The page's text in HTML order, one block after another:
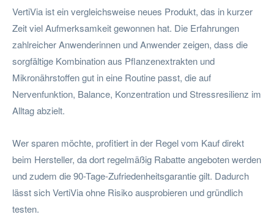
VertiVia ist ein vergleichsweise neues Produkt, das in kurzer
Zeit viel Aufmerksamkeit gewonnen hat. Die Erfahrungen
zahlreicher Anwenderinnen und Anwender zeigen, dass die
sorgfältige Kombination aus Pflanzenextrakten und
Mikronährstoffen gut in eine Routine passt, die auf
Nervenfunktion, Balance, Konzentration und Stressresilienz im
Alltag abzielt.
Wer sparen möchte, profitiert in der Regel vom Kauf direkt
beim Hersteller, da dort regelmäßig Rabatte angeboten werden
und zudem die 90-Tage-Zufriedenheitsgarantie gilt. Dadurch
lässt sich VertiVia ohne Risiko ausprobieren und gründlich
testen.